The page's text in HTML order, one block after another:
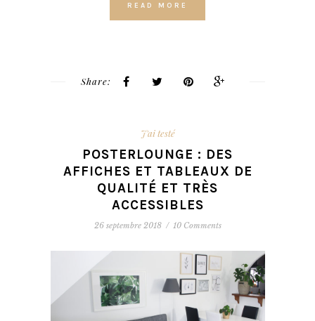
READ MORE
Share:
J'ai testé
POSTERLOUNGE : DES
AFFICHES ET TABLEAUX DE
QUALITÉ ET TRÈS
ACCESSIBLES
26 septembre 2018 / 10 Comments